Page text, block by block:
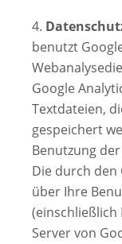
4.
benutzt
Google
Textdateien,
gespeichert
Benutzung
Die durch
über Ihre
(einschließlich
Servervon